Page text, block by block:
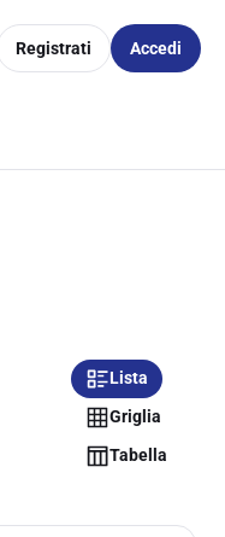
Registrati Accedi
Lista
Griglia
Tabella